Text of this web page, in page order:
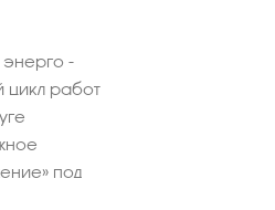
-
цикл работ
под